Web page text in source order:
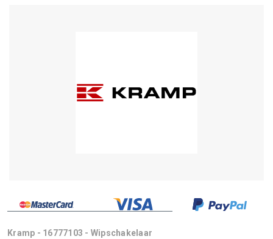
Kramp - 16777103 - Wipschakelaar